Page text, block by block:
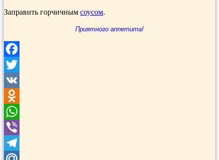
Заправить горчичным соусом.
Приятного аппетита!
Facebook
Twitter
VK
Odnoklassniki
WhatsApp
Viber
Telegram